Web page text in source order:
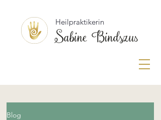
Heilpraktikerin
Blog